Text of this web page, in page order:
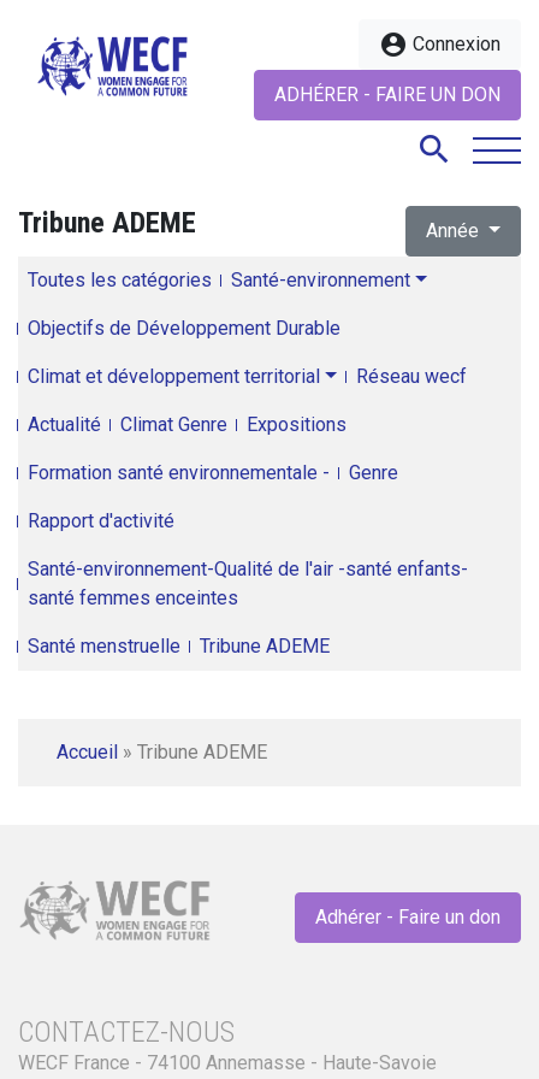
account_circle Connexion
ADHÉRER - FAIRE UN DON
search
Tribune ADEME Année
Toutes les catégories Santé-environnement
Objectifs de Développement Durable
Climat et développement territorial Réseau wecf
Actualité Climat Genre Expositions
Formation santé environnementale - Genre
Rapport d'activité
Santé-environnement-Qualité de l'air -santé enfants-
santé femmes enceintes
Santé menstruelle Tribune ADEME
Accueil » Tribune ADEME
Adhérer - Faire un don
CONTACTEZ-NOUS
WECF France - 74100 Annemasse - Haute-Savoie